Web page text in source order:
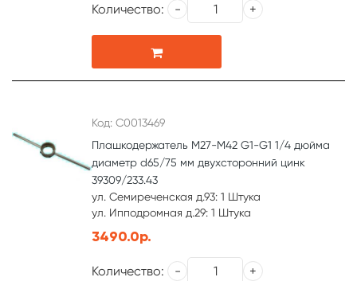
Количество:
Код: С0013469
Плашкодержатель М27-М42 G1-G1 1/4 дюйма
диаметр d65/75 мм двухсторонний цинк
39309/233.43
ул. Семиреченская д.93: 1 Штука
ул. Ипподромная д.29: 1 Штука
3490.0р.
Количество: